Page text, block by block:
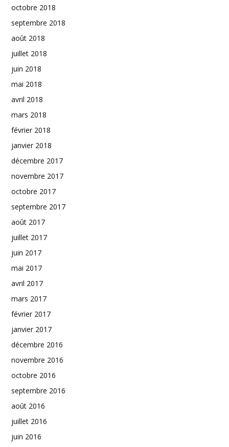
octobre 2018
septembre 2018
août 2018
juillet 2018
juin 2018
mai 2018
avril 2018
mars 2018
février 2018
janvier 2018
décembre 2017
novembre 2017
octobre 2017
septembre 2017
août 2017
juillet 2017
juin 2017
mai 2017
avril 2017
mars 2017
février 2017
janvier 2017
décembre 2016
novembre 2016
octobre 2016
septembre 2016
août 2016
juillet 2016
juin 2016